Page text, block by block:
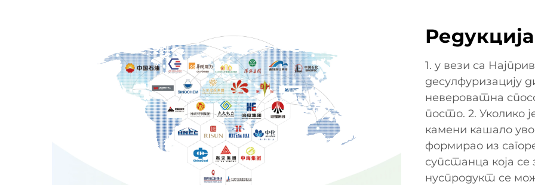
1. у вези са
десулфуризацију
невероватна
посто. 2. Уколико
камени кашало
формирао из
супстанца која се
нуспродукт се